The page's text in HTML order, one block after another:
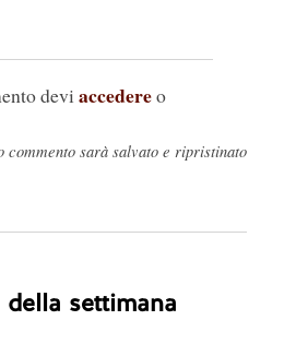
devi accedereo
sarà salvato e ripristinato
settimana